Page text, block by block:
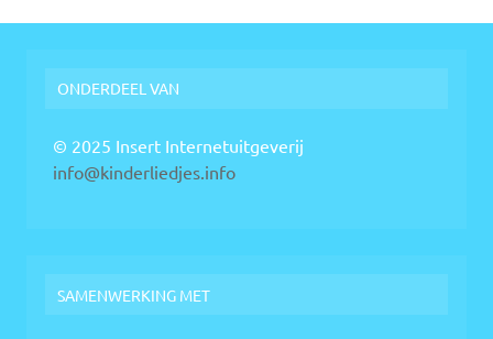
ONDERDEEL VAN
© 2025 Insert Internetuitgeverij
info@kinderliedjes.info
SAMENWERKING MET